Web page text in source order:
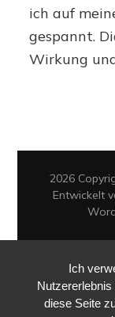
ich auf
gespannt.
Wirkung
2026
Entwickelt
Ich
diese Seite